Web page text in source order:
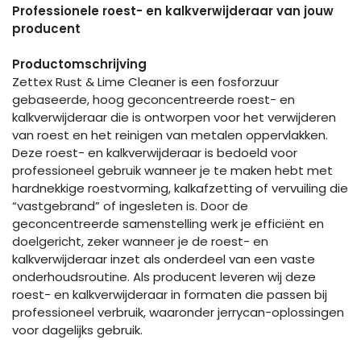
Professionele roest- en kalkverwijderaar van jouw
producent
Productomschrijving
Zettex Rust & Lime Cleaner is een fosforzuur
gebaseerde, hoog geconcentreerde roest- en
kalkverwijderaar die is ontworpen voor het verwijderen
van roest en het reinigen van metalen oppervlakken.
Deze roest- en kalkverwijderaar is bedoeld voor
professioneel gebruik wanneer je te maken hebt met
hardnekkige roestvorming, kalkafzetting of vervuiling die
“vastgebrand” of ingesleten is. Door de
geconcentreerde samenstelling werk je efficiënt en
doelgericht, zeker wanneer je de roest- en
kalkverwijderaar inzet als onderdeel van een vaste
onderhoudsroutine. Als producent leveren wij deze
roest- en kalkverwijderaar in formaten die passen bij
professioneel verbruik, waaronder jerrycan-oplossingen
voor dagelijks gebruik.